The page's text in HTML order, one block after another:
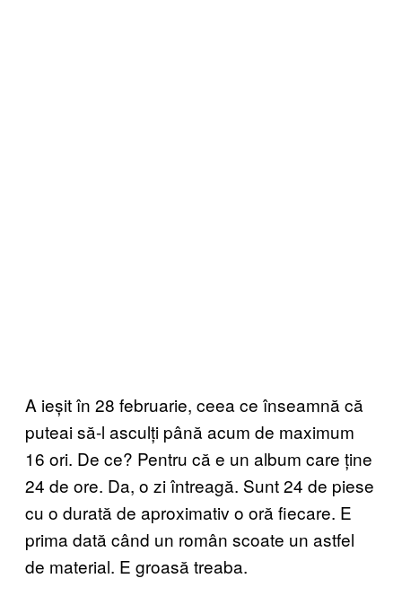
A ieșit în 28 februarie, ceea ce înseamnă că
puteai să-l asculți până acum de maximum
16 ori. De ce? Pentru că e un album care ține
24 de ore. Da, o zi întreagă. Sunt 24 de piese
cu o durată de aproximativ o oră fiecare. E
prima dată când un român scoate un astfel
de material. E groasă treaba.